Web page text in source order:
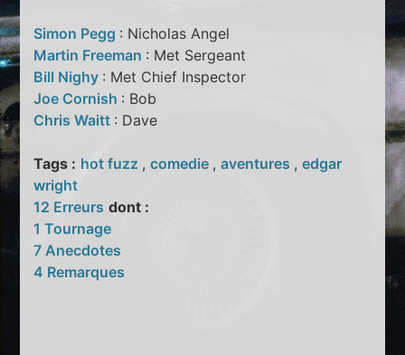
Simon Pegg : Nicholas Angel
Martin Freeman : Met Sergeant
Bill Nighy : Met Chief Inspector
Joe Cornish : Bob
Chris Waitt : Dave
Tags : hot fuzz ,comedie ,aventures ,edgar
wright
12 Erreurs dont :
1 Tournage
7 Anecdotes
4 Remarques